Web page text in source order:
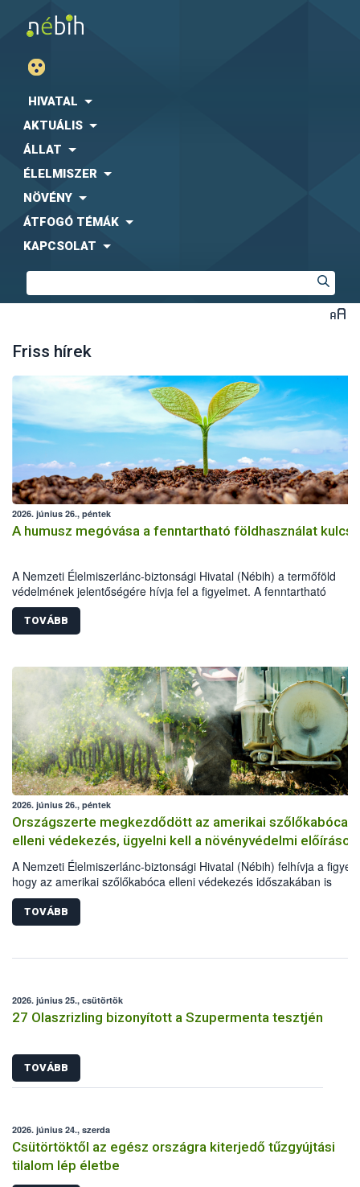
HIVATAL
AKTUÁLIS
ÁLLAT
ÉLELMISZER
NÖVÉNY
ÁTFOGÓ TÉMÁK
KAPCSOLAT
Friss hírek
2026. június 26., péntek
A humusz megóvása a fenntartható földhasználat kulcsa
A Nemzeti Élelmiszerlánc-biztonsági Hivatal (Nébih) a termőföld
védelmének jelentőségére hívja fel a figyelmet. A fenntartható
földhasználathoz és a természeti erőforrások megóvásához
fontos a humuszos termőréteg megőrzése és szakszerű újra
felhasználása. A beruházások, építkezések és egyéb földmunkák
felhasználása épp ezért kiemelt jelentőségű.
TOVÁBB
2026. június 26., péntek
Országszerte megkezdődött az amerikai szőlőkabóca
elleni védekezés, ügyelni kell a növényvédelmi
A Nemzeti Élelmiszerlánc-biztonsági Hivatal (Nébih) felhívja a
hogy az amerikai szőlőkabóca elleni védekezés időszakában is
elengedhetetlen a növényvédelmi előírások betartása. Kiemelten
hogy a szőlősgazdák engedélyezett növényvédő szereket
alkalmazzanak, a kezeléseket megfelelő technológiával végezzék
szabályokat. A védekezés során a méhek és vadon élő beporzókat
TOVÁBB
2026. június 25., csütörtök
27 Olaszrizling bizonyított a Szupermenta tesztjén
TOVÁBB
2026. június 24., szerda
Csütörtöktől az egész országra kiterjedő tűzgyújtási
tilalom lép életbe